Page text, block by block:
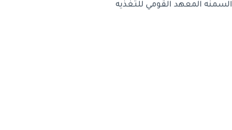
المعهد القومي للتغذيه